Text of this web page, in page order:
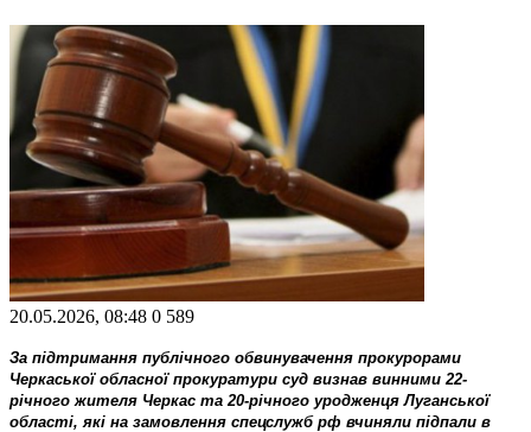
20.05.2026, 08:48 0 589
За підтримання публічного обвинувачення прокурорами
Черкаської обласної прокуратури суд визнав винними 22-
річного жителя Черкас та 20-річного уродженця Луганської
області, які на замовлення спецслужб рф вчиняли підпали в